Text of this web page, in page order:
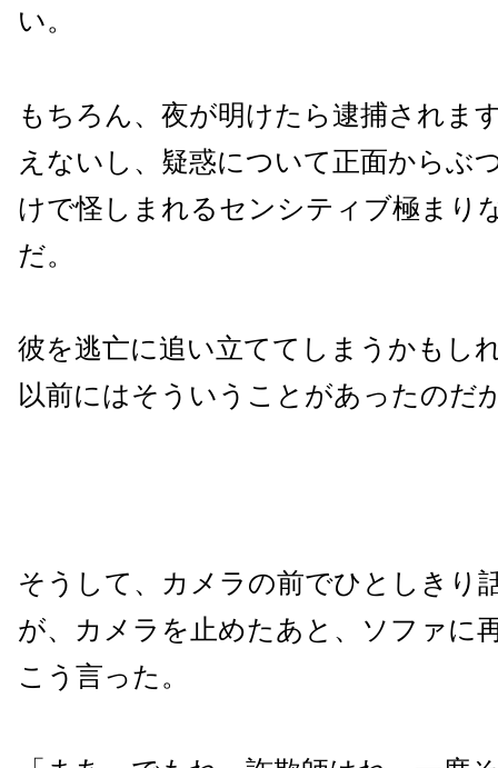
い。
もちろん、夜が明けたら逮捕されま
えないし、疑惑について正面からぶ
けで怪しまれるセンシティブ極まり
だ。
彼を逃亡に追い立ててしまうかもし
以前にはそういうことがあったのだ
そうして、カメラの前でひとしきり
が、カメラを止めたあと、ソファに
こう言った。